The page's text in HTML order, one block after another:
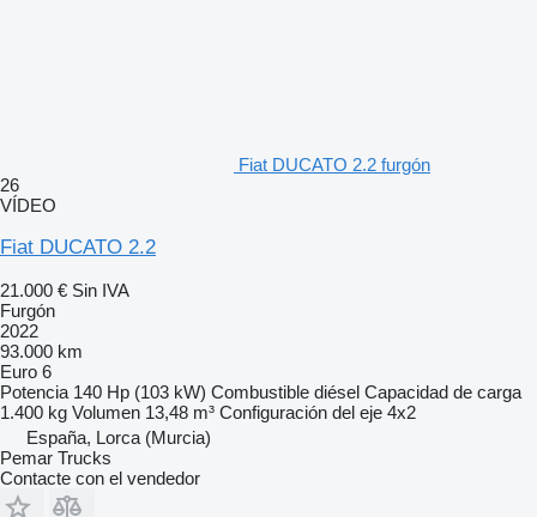
Fiat DUCATO 2.2 furgón
26
VÍDEO
Fiat DUCATO 2.2
21.000 € Sin IVA
Furgón
2022
93.000 km
Euro 6
Potencia 140 Hp (103 kW) Combustible diésel Capacidad de carga
1.400 kg Volumen 13,48 m³ Configuración del eje 4x2
España, Lorca (Murcia)
Pemar Trucks
Contacte con el vendedor